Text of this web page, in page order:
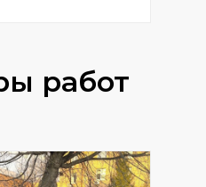
работ